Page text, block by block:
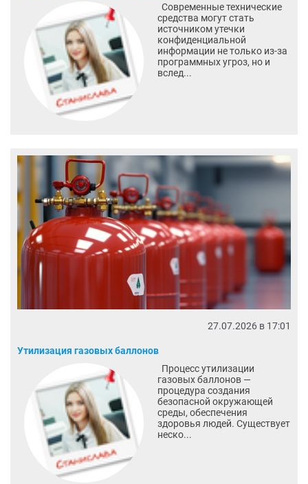
Современные технические
средства могут стать
источником утечки
конфиденциальной
информации не только из-за
программных угроз, но и
вслед...
27.07.2026 в 17:01
Утилизация газовых баллонов
Процесс утилизации
газовых баллонов —
процедура создания
безопасной окружающей
среды, обеспечения
здоровья людей. Существует
неско...